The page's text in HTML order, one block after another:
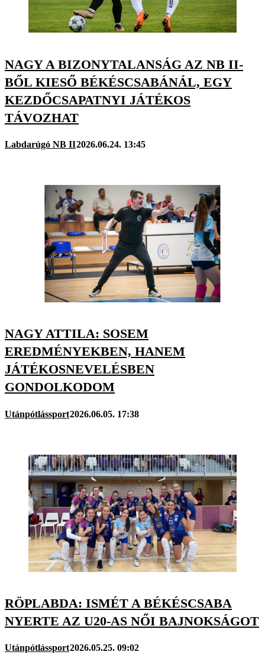
NAGY A BIZONYTALANSÁG AZ NB II-
BŐL KIESŐ BÉKÉSCSABÁNÁL, EGY
KEZDŐCSAPATNYI JÁTÉKOS
TÁVOZHAT
Labdarúgó NB II2026.06.24. 13:45
NAGY ATTILA: SOSEM
EREDMÉNYEKBEN, HANEM
JÁTÉKOSNEVELÉSBEN
GONDOLKODOM
Utánpótlássport2026.06.05. 17:38
RÖPLABDA: ISMÉT A BÉKÉSCSABA
NYERTE AZ U20-AS NŐI BAJNOKSÁGOT
Utánpótlássport2026.05.25. 09:02